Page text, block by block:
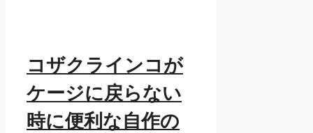
コザクラインコが
ケージに戻らない
時に便利な自作の